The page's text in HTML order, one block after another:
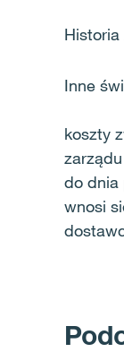
Inne
koszty
do dnia
wnosi